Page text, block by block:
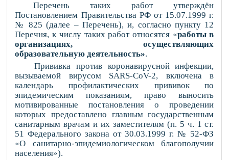
Перечень таких работ утверждён
Постановлением Правительства РФ от 15.07.1999 г.
№ 825 (далее – Перечень), и, согласно пункту 12
Перечня, к числу таких работ относятся «работы в
организациях, осуществляющих
образовательную деятельность».
Прививка против коронавирусной инфекции,
вызываемой вирусом SARS-CoV-2, включена в
календарь профилактических прививок по
эпидемическим показаниям, право выносить
мотивированные постановления о проведении
которых предоставлено главным государственным
санитарным врачам и их заместителям (п. 5 ч. 1 ст.
51 Федерального закона от 30.03.1999 г. № 52-ФЗ
«О санитарно-эпидемиологическом благополучии
населения»).